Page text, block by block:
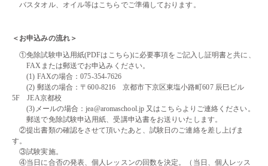
バスタオル、オイル等はこちらでご準備しております。
＜お申込みの流れ＞
①免除試験申込用紙(PDFはこちら)に必要事項をご記入し証明書と共に、
FAXまたは郵送でお申込みください。
(1) FAXの場合：075-354-7626
(2) 郵送の場合：〒600-8216 京都市下京区東塩小路町607 辰巳ビル
5F JEA京都校
(3)メールの場合：jea@aromaschool.jp 又はこちら よりご連絡ください。
郵送で免除試験申込用紙、受講申込書をお送りいたします。
②提出書類の確認をさせて頂いたあと、試験日のご連絡を差し上げま
す。
③試験実施。
④当日に合否の発表、個人レッスンの回数を決定。（当日、個人レッス